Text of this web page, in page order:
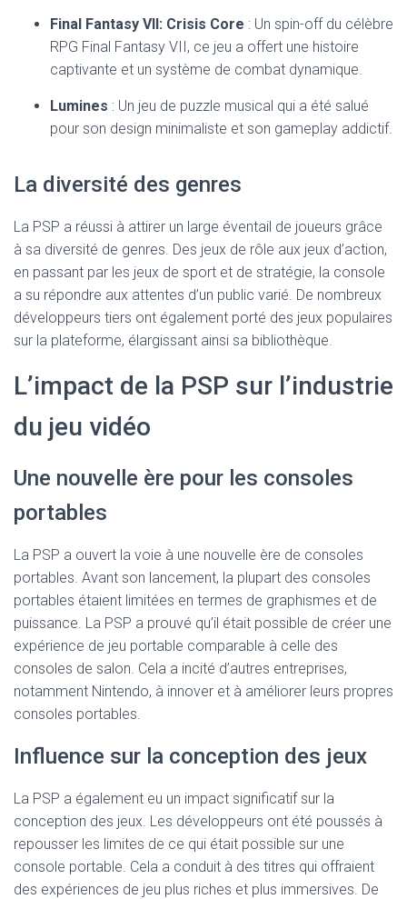
Final Fantasy VII: Crisis Core : Un spin-off du célèbre
RPG Final Fantasy VII, ce jeu a offert une histoire
captivante et un système de combat dynamique.
Lumines : Un jeu de puzzle musical qui a été salué
pour son design minimaliste et son gameplay addictif.
La diversité des genres
La PSP a réussi à attirer un large éventail de joueurs grâce
à sa diversité de genres. Des jeux de rôle aux jeux d’action,
en passant par les jeux de sport et de stratégie, la console
a su répondre aux attentes d’un public varié. De nombreux
développeurs tiers ont également porté des jeux populaires
sur la plateforme, élargissant ainsi sa bibliothèque.
L’impact de la PSP sur l’industrie
du jeu vidéo
Une nouvelle ère pour les consoles
portables
La PSP a ouvert la voie à une nouvelle ère de consoles
portables. Avant son lancement, la plupart des consoles
portables étaient limitées en termes de graphismes et de
puissance. La PSP a prouvé qu’il était possible de créer une
expérience de jeu portable comparable à celle des
consoles de salon. Cela a incité d’autres entreprises,
notamment Nintendo, à innover et à améliorer leurs propres
consoles portables.
Influence sur la conception des jeux
La PSP a également eu un impact significatif sur la
conception des jeux. Les développeurs ont été poussés à
repousser les limites de ce qui était possible sur une
console portable. Cela a conduit à des titres qui offraient
des expériences de jeu plus riches et plus immersives. De